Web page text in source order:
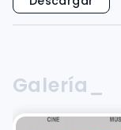
Galería_